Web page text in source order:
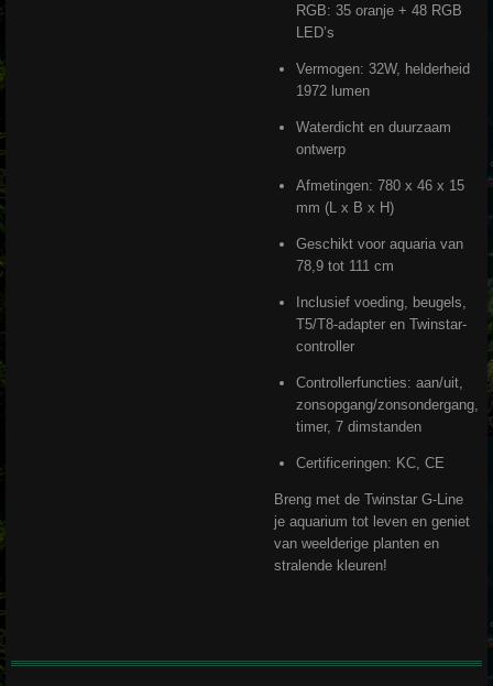
RGB: 35 oranje + 48 RGB
LED’s
Vermogen: 32W, helderheid
1972 lumen
Waterdicht en duurzaam
ontwerp
Afmetingen: 780 x 46 x 15
mm (L x B x H)
Geschikt voor aquaria van
78,9 tot 111 cm
Inclusief voeding, beugels,
T5/T8-adapter en Twinstar-
controller
Controllerfuncties: aan/uit,
zonsopgang/zonsondergang,
timer, 7 dimstanden
Certificeringen: KC, CE
Breng met de Twinstar G-Line
je aquarium tot leven en geniet
van weelderige planten en
stralende kleuren!